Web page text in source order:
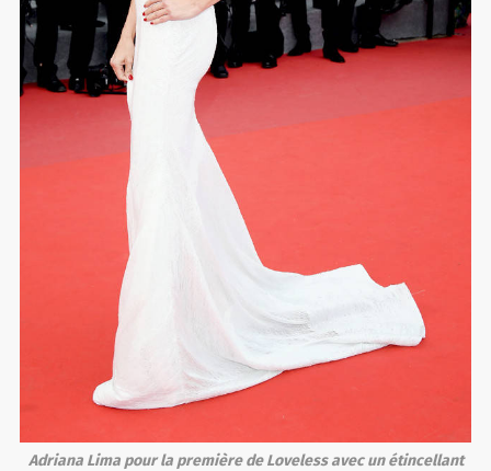
Adriana Lima pour la première de Loveless avec un étincellant